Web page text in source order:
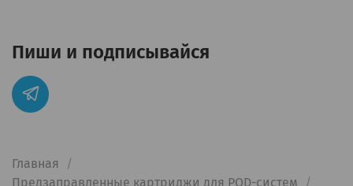
Главная
Предзаправленные картриджи для POD-систем
Пиши и подписывайся